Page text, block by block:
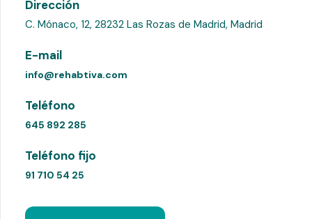
Dirección
C. Mónaco, 12, 28232 Las Rozas de Madrid, Madrid
E-mail
info@rehabtiva.com
Teléfono
645 892 285
Teléfono fijo
91 710 54 25